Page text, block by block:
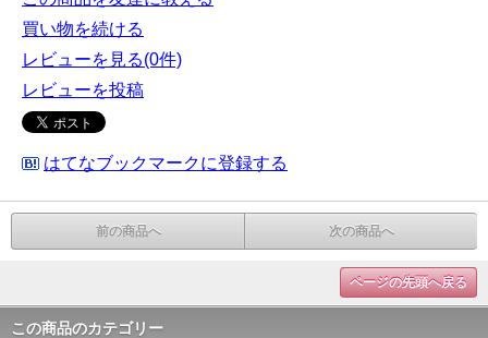
買い物を続ける
レビューを見る(0件)
レビューを投稿
はてなブックマークに登録する
前の商品へ 次の商品へ
ページの先頭へ戻る
この商品のカテゴリー